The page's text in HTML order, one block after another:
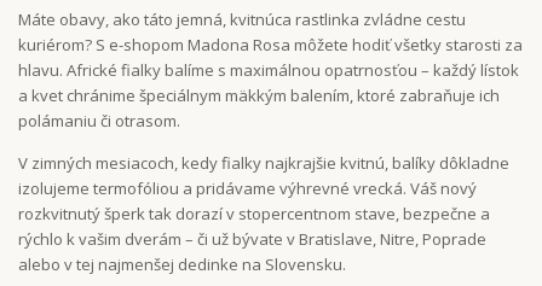
Máte obavy, ako táto jemná, kvitnúca rastlinka zvládne cestu
kuriérom? S e-shopom Madona Rosa môžete hodiť všetky starosti za
hlavu. Africké fialky balíme s maximálnou opatrnosťou – každý lístok
a kvet chránime špeciálnym mäkkým balením, ktoré zabraňuje ich
polámaniu či otrasom.
V zimných mesiacoch, kedy fialky najkrajšie kvitnú, balíky dôkladne
izolujeme termofóliou a pridávame výhrevné vrecká. Váš nový
rozkvitnutý šperk tak dorazí v stopercentnom stave, bezpečne a
rýchlo k vašim dverám – či už bývate v Bratislave, Nitre, Poprade
alebo v tej najmenšej dedinke na Slovensku.